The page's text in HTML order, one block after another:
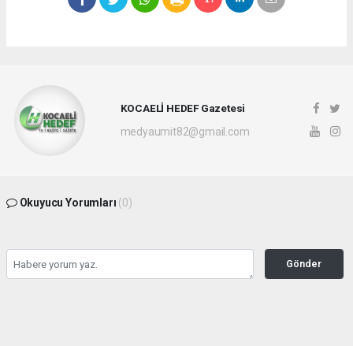
KOCAELİ HEDEF Gazetesi
medyaumit82@gmail.com
Okuyucu Yorumları (0)
Gönder